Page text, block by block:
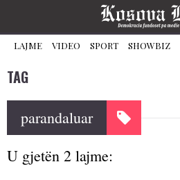
LAJME VIDEO SPORT SHOWBIZ
TAG
parandaluar
U gjetën 2 lajme: